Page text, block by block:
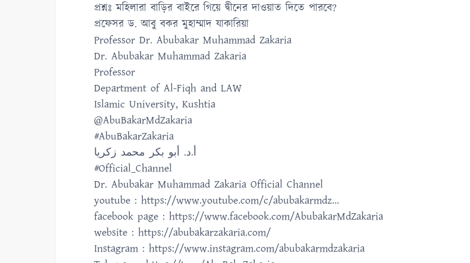
প্রশ্নঃ মহিলারা বাড়ির বাইরে গিয়ে দ্বীনের দাওয়াত দিতে পারবে?
প্রফেসর ড. আবু বকর মুহাম্মাদ যাকারিয়া
Professor Dr. Abubakar Muhammad Zakaria
Dr. Abubakar Muhammad Zakaria
Professor
Department of Al-Fiqh and LAW
Islamic University, Kushtia
@AbuBakarMdZakaria
#AbuBakarZakaria
أ.د. أبو بكر محمد زكريا
#Official_Channel
Dr. Abubakar Muhammad Zakaria Official Channel
youtube : https://www.youtube.com/c/abubakarmdz...
facebook page : https://www.facebook.com/AbubakarMdZakaria
website : https://abubakarzakaria.com/
Instagram : https://www.instagram.com/abubakarmdzakaria